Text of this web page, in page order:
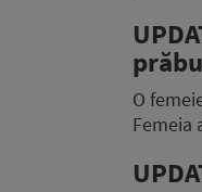
O
Femeia